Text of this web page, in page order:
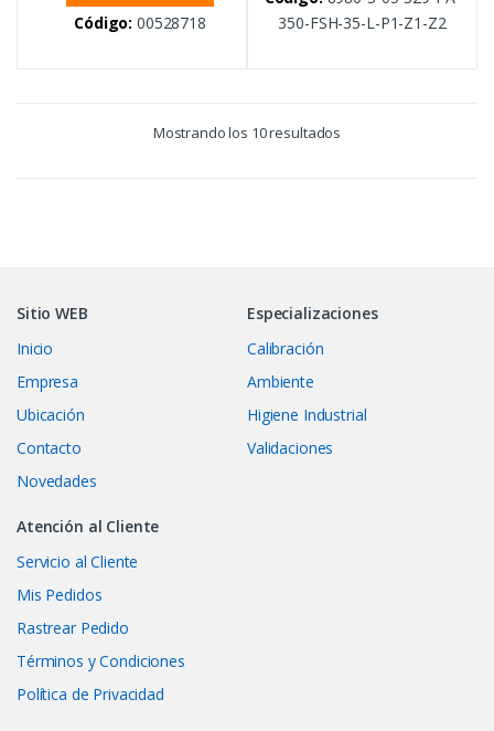
Código: 00528718
350-FSH-35-L-P1-Z1-Z2
Mostrando los 10 resultados
Sitio WEB
Inicio
Empresa
Ubicación
Contacto
Novedades
Especializaciones
Calibración
Ambiente
Higiene Industrial
Validaciones
Atención al Cliente
Servicio al Cliente
Mis Pedidos
Rastrear Pedido
Términos y Condiciones
Política de Privacidad